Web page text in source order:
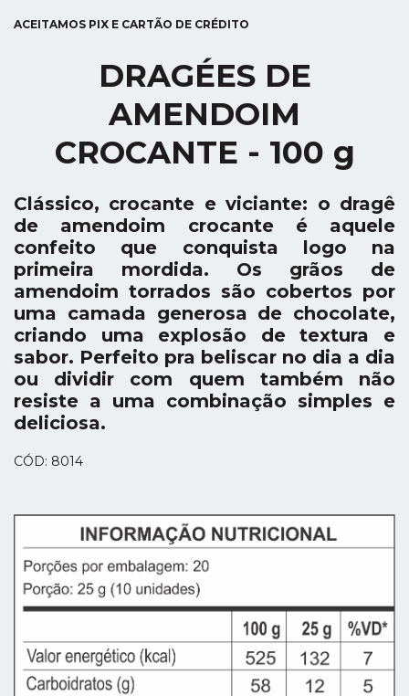
ACEITAMOS PIX E CARTÃO DE CRÉDITO
DRAGÉES DE
AMENDOIM
CROCANTE - 100 g
Clássico, crocante e viciante: o dragê
de amendoim crocante é aquele
confeito que conquista logo na
primeira mordida. Os grãos de
amendoim torrados são cobertos por
uma camada generosa de chocolate,
criando uma explosão de textura e
sabor. Perfeito pra beliscar no dia a dia
ou dividir com quem também não
resiste a uma combinação simples e
deliciosa.
CÓD: 8014